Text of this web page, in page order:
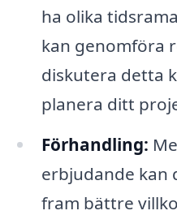
ha olika
kan genomföra
diskutera detta
planera ditt
Förhandling:
erbjudande kan
fram bättre